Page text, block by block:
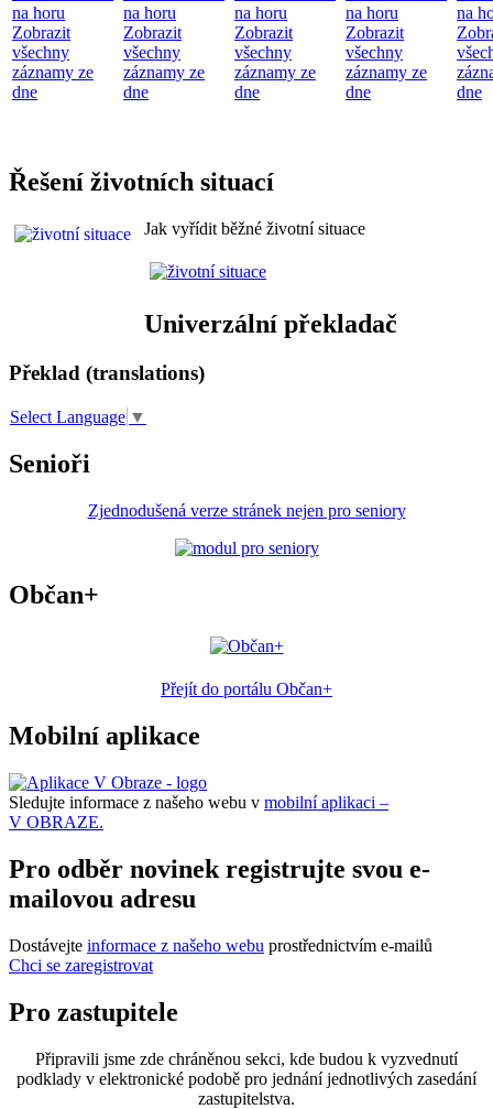
na horu
Zobrazit
všechny
záznamy ze
dne
na horu
Zobrazit
všechny
záznamy ze
dne
na horu
Zobrazit
všechny
záznamy ze
dne
na horu
Zobrazit
všechny
záznamy ze
dne
na
dne
Řešení životních situací
Jak vyřídit běžné životní situace
Univerzální překladač
Překlad (translations)
Select Language ▼
Senioři
Zjednodušená verze stránek nejen pro seniory
Občan+
Přejít do portálu Občan+
Mobilní aplikace
Sledujte informace z našeho webu v mobilní aplikaci –
V OBRAZE.
Pro odběr novinek registrujte svou e-
mailovou adresu
Dostávejte informace z našeho webu prostřednictvím e-mailů
Chci se zaregistrovat
Pro zastupitele
Připravili jsme zde chráněnou sekci, kde budou k vyzvednutí
podklady v elektronické podobě pro jednání jednotlivých zasedání
zastupitelstva.